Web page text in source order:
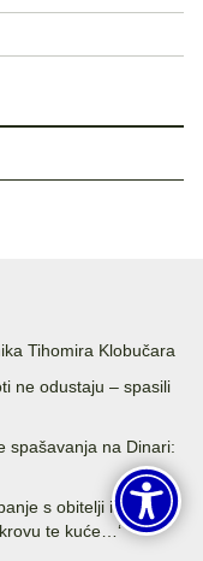
Tihomira Klobučara
ne odustaju – spasili
spašavanja na Dinari:
s obitelji idu s dva
te kuće…‘